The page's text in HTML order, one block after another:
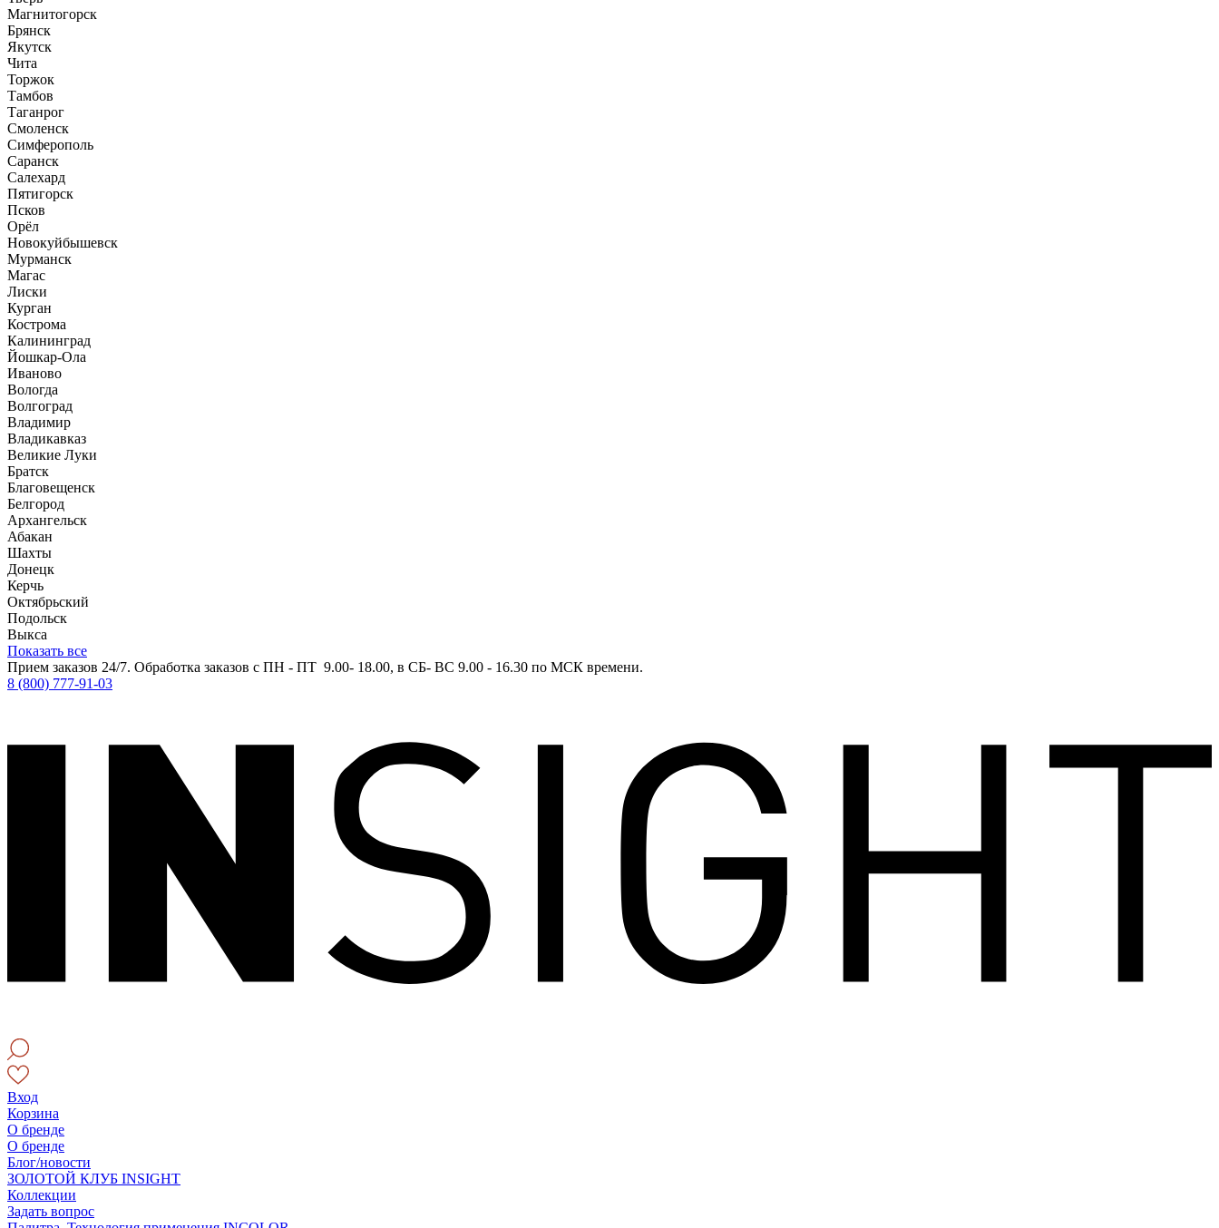
Магнитогорск
Брянск
Якутск
Чита
Торжок
Тамбов
Таганрог
Смоленск
Симферополь
Саранск
Салехард
Пятигорск
Псков
Орёл
Новокуйбышевск
Мурманск
Магас
Лиски
Курган
Кострома
Калининград
Йошкар-Ола
Иваново
Вологда
Волгоград
Владимир
Владикавказ
Великие Луки
Братск
Благовещенск
Белгород
Архангельск
Абакан
Шахты
Донецк
Керчь
Октябрьский
Подольск
Выкса
Показать все
Прием заказов 24/7. Обработка заказов с ПН - ПТ 9.00- 18.00, в СБ- ВС 9.00 - 16.30 по МСК времени.
8 (800) 777-91-03
Вход
Корзина
О бренде
О бренде
Блог/новости
ЗОЛОТОЙ КЛУБ INSIGHT
Коллекции
Задать вопрос